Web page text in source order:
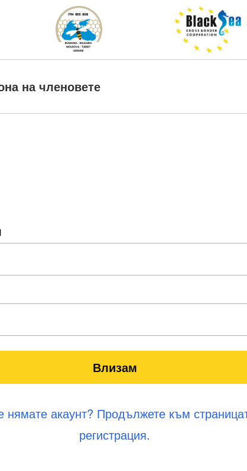
на членовете
нямате акаунт? Продължете към
регистрация.